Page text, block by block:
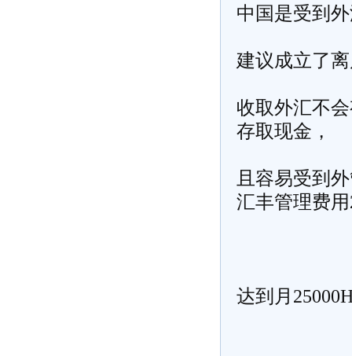
中国是受到
建议成立了
收取外汇不
存取现金，
且容易受到
汇丰管理费
达到月